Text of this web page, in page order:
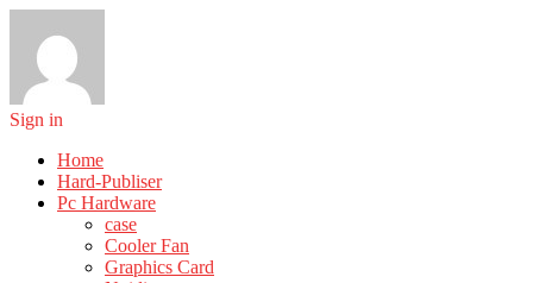
Sign in
Home
Hard-Publiser
Pc Hardware
case
Cooler Fan
Graphics Card